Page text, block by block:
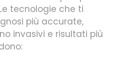
tecnologie che ti
più accurate,
invasivi e risultati più